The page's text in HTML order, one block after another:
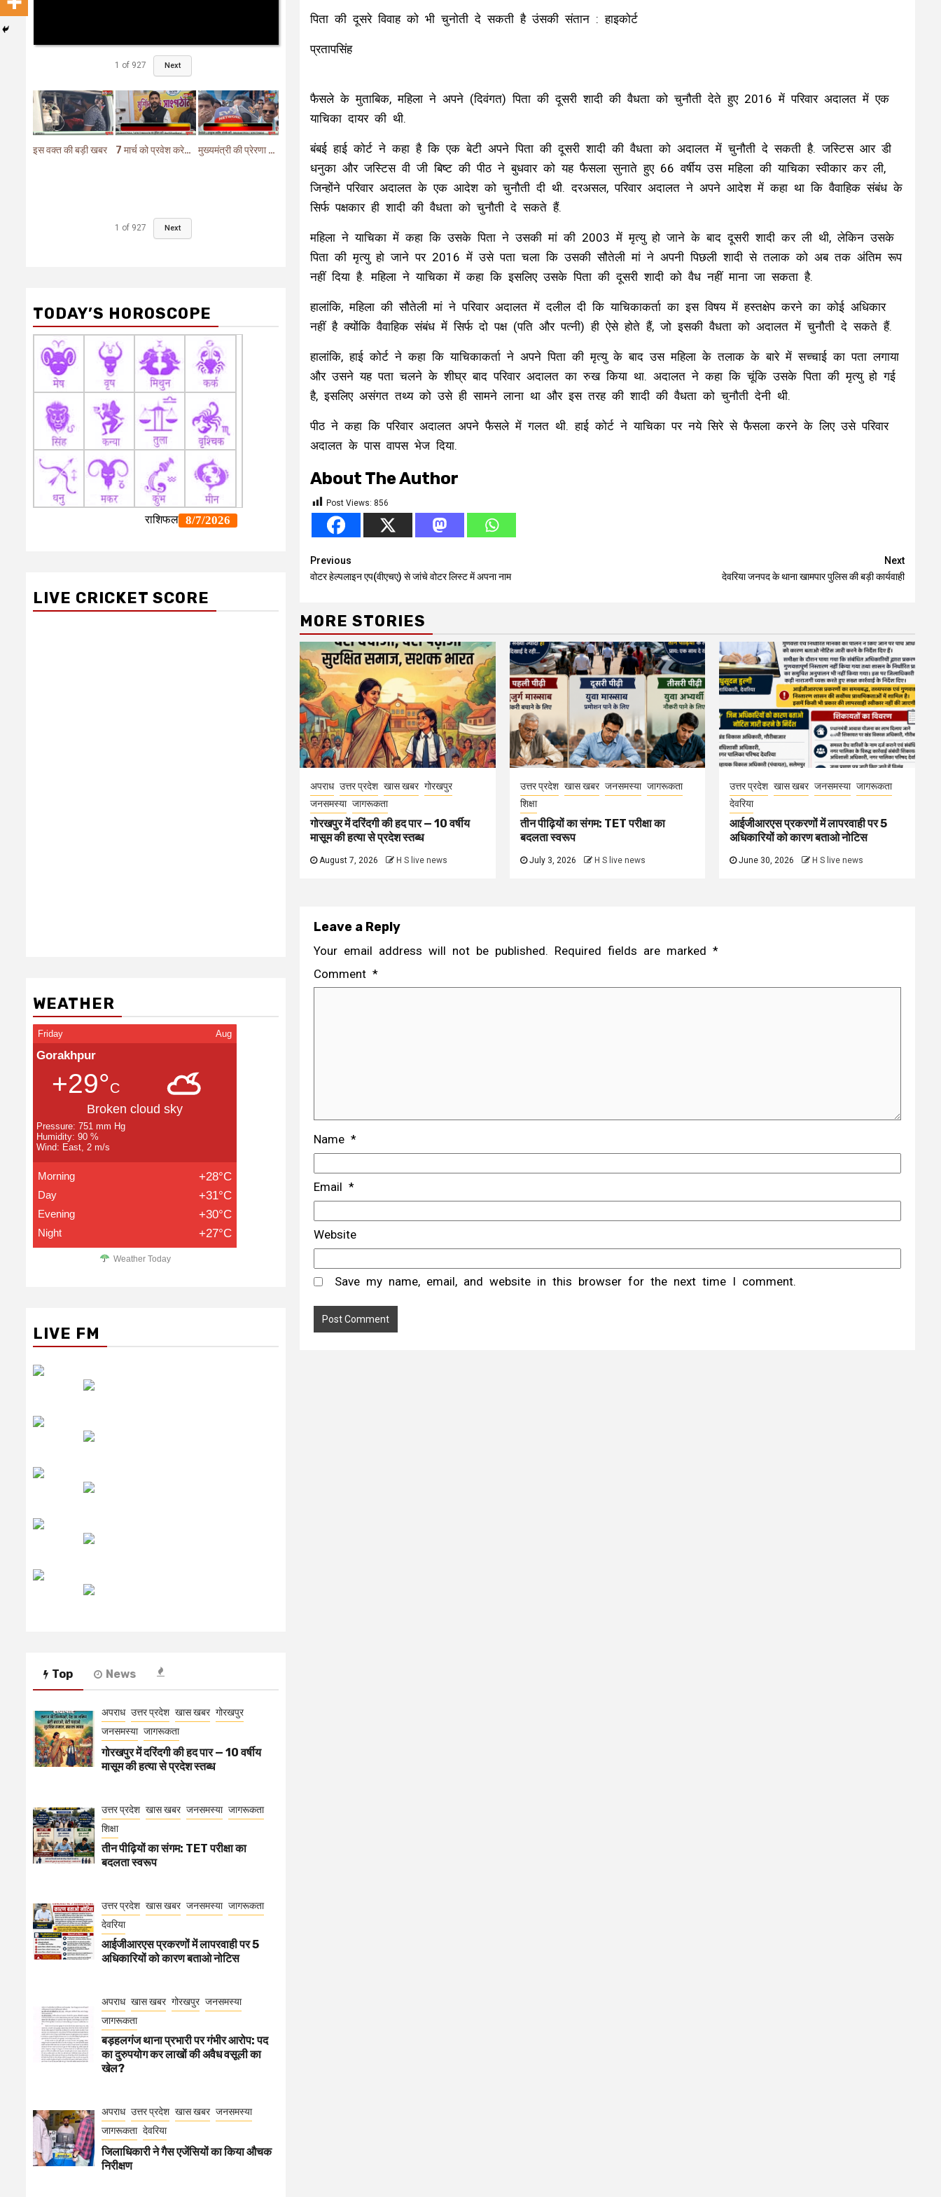
पिता की दूसरे विवाह को भी चुनोती दे सकती है उंसकी संतान : हाइकोर्ट
प्रतापसिंह
फैसले के मुताबिक, महिला ने अपने (दिवंगत) पिता की दूसरी शादी की वैधता को चुनौती देते हुए 2016 में परिवार अदालत में एक
याचिका दायर की थी.
बंबई हाई कोर्ट ने कहा है कि एक बेटी अपने पिता की दूसरी शादी की वैधता को अदालत में चुनौती दे सकती है. जस्टिस आर डी
धनुका और जस्टिस वी जी बिष्ट की पीठ ने बुधवार को यह फैसला सुनाते हुए 66 वर्षीय उस महिला की याचिका स्वीकार कर ली,
जिन्होंने परिवार अदालत के एक आदेश को चुनौती दी थी. दरअसल, परिवार अदालत ने अपने आदेश में कहा था कि वैवाहिक संबंध के
सिर्फ पक्षकार ही शादी की वैधता को चुनौती दे सकते हैं.
महिला ने याचिका में कहा कि उसके पिता ने उसकी मां की 2003 में मृत्यु हो जाने के बाद दूसरी शादी कर ली थी, लेकिन उसके
पिता की मृत्यु हो जाने पर 2016 में उसे पता चला कि उसकी सौतेली मां ने अपनी पिछली शादी से तलाक को अब तक अंतिम रूप
नहीं दिया है. महिला ने याचिका में कहा कि इसलिए उसके पिता की दूसरी शादी को वैध नहीं माना जा सकता है.
हालांकि, महिला की सौतेली मां ने परिवार अदालत में दलील दी कि याचिकाकर्ता का इस विषय में हस्तक्षेप करने का कोई अधिकार
नहीं है क्योंकि वैवाहिक संबंध में सिर्फ दो पक्ष (पति और पत्नी) ही ऐसे होते हैं, जो इसकी वैधता को अदालत में चुनौती दे सकते हैं.
हालांकि, हाई कोर्ट ने कहा कि याचिकाकर्ता ने अपने पिता की मृत्यु के बाद उस महिला के तलाक के बारे में सच्चाई का पता लगाया
और उसने यह पता चलने के शीघ्र बाद परिवार अदालत का रुख किया था. अदालत ने कहा कि चूंकि उसके पिता की मृत्यु हो गई
है, इसलिए असंगत तथ्य को उसे ही सामने लाना था और इस तरह की शादी की वैधता को चुनौती देनी थी.
पीठ ने कहा कि परिवार अदालत अपने फैसले में गलत थी. हाई कोर्ट ने याचिका पर नये सिरे से फैसला करने के लिए उसे परिवार
अदालत के पास वापस भेज दिया.
About The Author
Post Views: 856
Continue
Reading
Previous
वोटर हेल्पलाइन एप(वीएचए) से जांचे वोटर लिस्ट में अपना नाम
Next
देवरिया जनपद के थाना खामपार पुलिस की बड़ी कार्यवाही
MORE STORIES
अपराध उत्तर प्रदेश खास खबर गोरखपुर
जनसमस्या जागरूकता
गोरखपुर में दरिंदगी की हद पार — 10 वर्षीय
मासूम की हत्या से प्रदेश स्तब्ध
August 7, 2026 H S live news
उत्तर प्रदेश खास खबर जनसमस्या जागरूकता
शिक्षा
तीन पीढ़ियों का संगम: TET परीक्षा का
बदलता स्वरूप
July 3, 2026 H S live news
उत्तर प्रदेश खास खबर जनसमस्या जागरूकता
देवरिया
आईजीआरएस प्रकरणों में लापरवाही पर 5
अधिकारियों को कारण बताओ नोटिस
June 30, 2026 H S live news
Leave a Reply
Your email address will not be published. Required fields are marked *
Comment *
Name *
Email *
Website
Save my name, email, and website in this browser for the next time I comment.
1 of 927 Next
इस वक्त की बड़ी खबर 7 मार्च को प्रवेश करेगा मुर्शिदाबाद में बीजेपी का परिवर्तन यात्रा रथ मुख्यमंत्री की प्रेरणा से दो महत्वपूर्ण योजनाओं का हुआ शिलान्यास
1 of 927 Next
TODAY’S HOROSCOPE
LIVE CRICKET SCORE
WEATHER
Friday Aug
Gorakhpur
+29°C
Broken cloud sky
Pressure: 751 mm Hg
Humidity: 90 %
Wind: East, 2 m/s
Morning +28°C
Day +31°C
Evening +30°C
Night +27°C
Weather Today
LIVE FM
Top News
अपराध उत्तर प्रदेश खास खबर गोरखपुर
जनसमस्या जागरूकता
गोरखपुर में दरिंदगी की हद पार — 10 वर्षीय
मासूम की हत्या से प्रदेश स्तब्ध
उत्तर प्रदेश खास खबर जनसमस्या जागरूकता
शिक्षा
तीन पीढ़ियों का संगम: TET परीक्षा का
बदलता स्वरूप
उत्तर प्रदेश खास खबर जनसमस्या जागरूकता
देवरिया
आईजीआरएस प्रकरणों में लापरवाही पर 5
अधिकारियों को कारण बताओ नोटिस
अपराध खास खबर गोरखपुर जनसमस्या
जागरूकता
बड़हलगंज थाना प्रभारी पर गंभीर आरोप: पद
का दुरुपयोग कर लाखों की अवैध वसूली का
खेल?
अपराध उत्तर प्रदेश खास खबर जनसमस्या
जागरूकता देवरिया
जिलाधिकारी ने गैस एजेंसियों का किया औचक
निरीक्षण